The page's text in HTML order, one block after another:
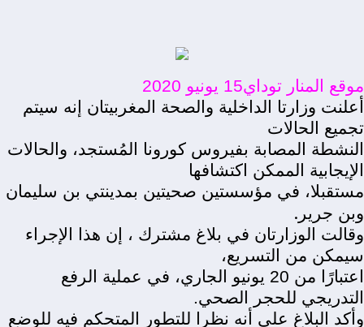
موقع المنار توداي15 يونيو 2020
أعلنت وزارتا الداخلية والصحة المغربيتان إنه سيتم
تجميع الحالات
النشطة المصابة بفيروس كورونا المُستجد، والحالات
الإيجابية الممكن اكتشافها
مستقبلا، في مؤسستين صحيتين بمدينتي بن سليمان
وبن جرير .
وقالت الوزارتان في بلاغ مشترك ، إن هذا الإجراء
سيمكن من التسريع،
اعتبارًا من 20 يونيو الجاري، في عملية الرفع
التدريجي للحجر الصحي.
وأكد البلاغ على أنه نظرا للتطور المتحكم فيه للوضع